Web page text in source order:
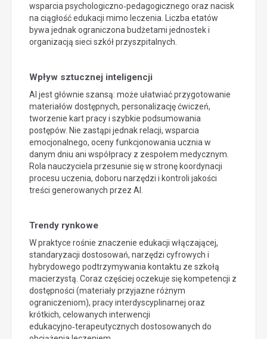
wsparcia psychologiczno‑pedagogicznego oraz nacisk
na ciągłość edukacji mimo leczenia. Liczba etatów
bywa jednak ograniczona budżetami jednostek i
organizacją sieci szkół przyszpitalnych.
Wpływ sztucznej inteligencji
AI jest głównie szansą: może ułatwiać przygotowanie
materiałów dostępnych, personalizację ćwiczeń,
tworzenie kart pracy i szybkie podsumowania
postępów. Nie zastąpi jednak relacji, wsparcia
emocjonalnego, oceny funkcjonowania ucznia w
danym dniu ani współpracy z zespołem medycznym.
Rola nauczyciela przesunie się w stronę koordynacji
procesu uczenia, doboru narzędzi i kontroli jakości
treści generowanych przez AI.
Trendy rynkowe
W praktyce rośnie znaczenie edukacji włączającej,
standaryzacji dostosowań, narzędzi cyfrowych i
hybrydowego podtrzymywania kontaktu ze szkołą
macierzystą. Coraz częściej oczekuje się kompetencji z
dostępności (materiały przyjazne różnym
ograniczeniom), pracy interdyscyplinarnej oraz
krótkich, celowanych interwencji
edukacyjno‑terapeutycznych dostosowanych do